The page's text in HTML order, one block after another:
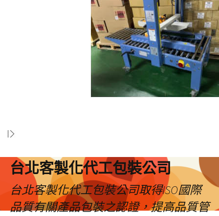
台北客製化代工包裝公司
台北客製化代工包裝公司取得ISO國際
品質有關產品包裝之認證，提高品質管